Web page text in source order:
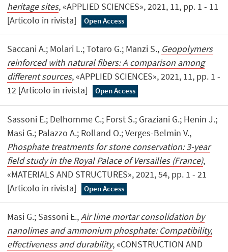
heritage sites, «APPLIED SCIENCES», 2021, 11, pp. 1 - 11
[Articolo in rivista]
Open Access
Saccani A.; Molari L.; Totaro G.; Manzi S., Geopolymers
reinforced with natural fibers: A comparison among
different sources, «APPLIED SCIENCES», 2021, 11, pp. 1 -
12 [Articolo in rivista]
Open Access
Sassoni E.; Delhomme C.; Forst S.; Graziani G.; Henin J.;
Masi G.; Palazzo A.; Rolland O.; Verges-Belmin V.,
Phosphate treatments for stone conservation: 3-year
field study in the Royal Palace of Versailles (France),
«MATERIALS AND STRUCTURES», 2021, 54, pp. 1 - 21
[Articolo in rivista]
Open Access
Masi G.; Sassoni E.,Air lime mortar consolidation by
nanolimes and ammonium phosphate: Compatibility,
effectiveness and durability, «CONSTRUCTION AND